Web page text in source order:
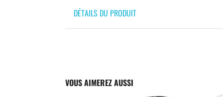
DÉTAILS DU PRODUIT
VOUS AIMEREZ AUSSI